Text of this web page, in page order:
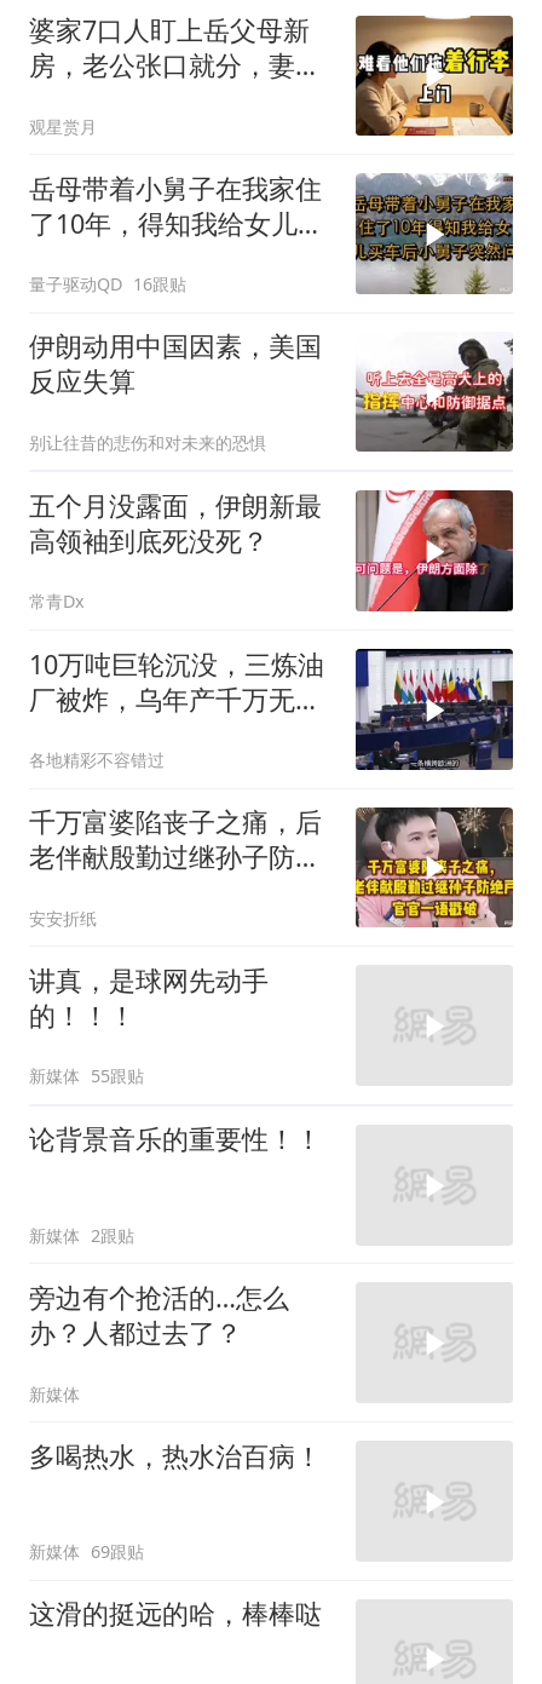
婆家7口人盯上岳父母新
房，老公张口就分，妻子
观星赏月
岳母带着小舅子在我家住
了10年，得知我给女儿买
量子驱动QD 16跟贴
伊朗动用中国因素，美国
反应失算
别让往昔的悲伤和对未来的恐惧
五个月没露面，伊朗新最
高领袖到底死没死？
常青Dx
10万吨巨轮沉没，三炼油
厂被炸，乌年产千万无人
各地精彩不容错过
千万富婆陷丧子之痛，后
老伴献殷勤过继孙子防绝
安安折纸
讲真，是球网先动手
的！！！
新媒体 55跟贴
论背景音乐的重要性！！
新媒体 2跟贴
旁边有个抢活的…怎么
办？人都过去了？
新媒体
多喝热水，热水治百病！
新媒体 69跟贴
这滑的挺远的哈，棒棒哒